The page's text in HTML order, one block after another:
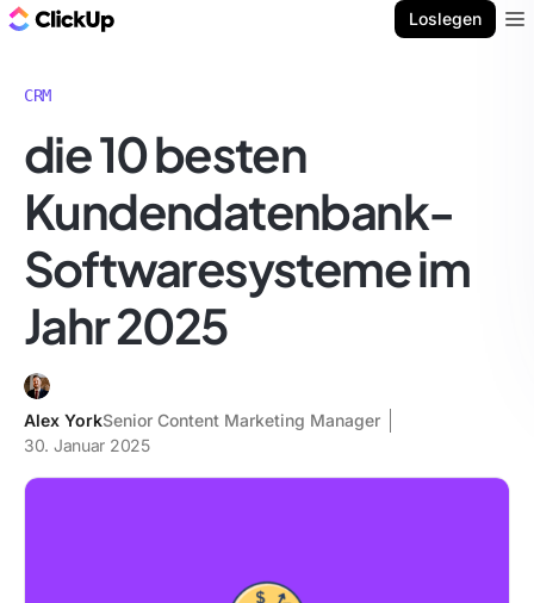
Loslegen
CRM
die 10 besten
Kundendatenbank-
Softwaresysteme im
Jahr 2025
Alex YorkSenior Content Marketing Manager
30. Januar 2025